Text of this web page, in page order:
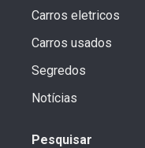
Carros eletricos
Carros usados
Segredos
Notícias
Pesquisar